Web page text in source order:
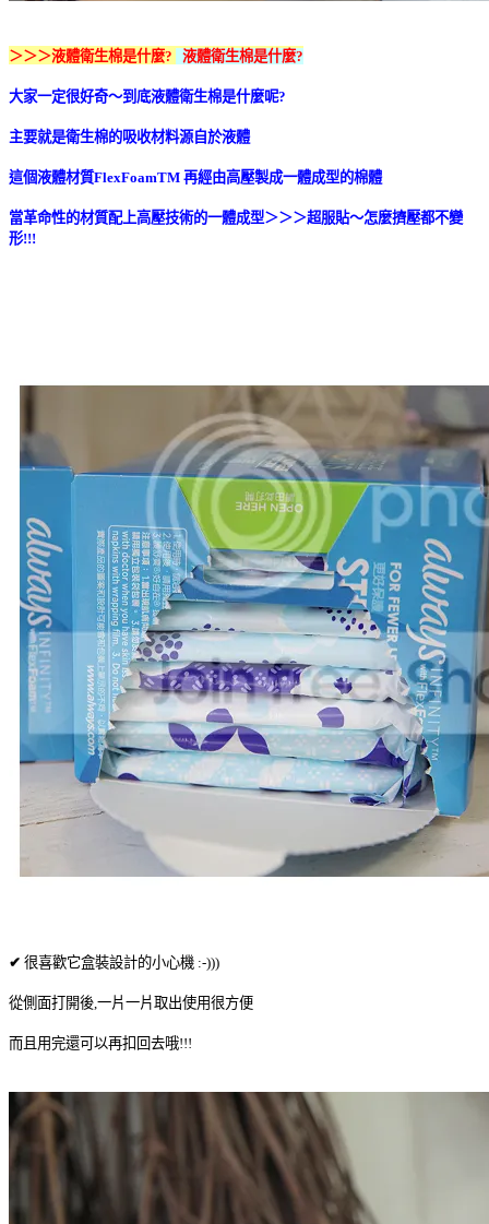
＞＞＞液體衛生棉是什麼? 液體衛生棉是什麼?
大家一定很好奇～到底液體衛生棉是什麼呢?
主要就是衛生棉的吸收材料源自於液體
這個液體材質FlexFoamTM 再經由高壓製成一體成型的棉體
當革命性的材質配上高壓技術的一體成型＞＞＞超服貼～怎麼擠壓都不變
形!!!
✔ 很喜歡它盒裝設計的小心機 :-)))
從側面打開後,一片一片取出使用很方便
而且用完還可以再扣回去哦!!!